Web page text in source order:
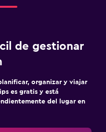
de gestionar
organizar y viajar
es gratis y está
del lugar en